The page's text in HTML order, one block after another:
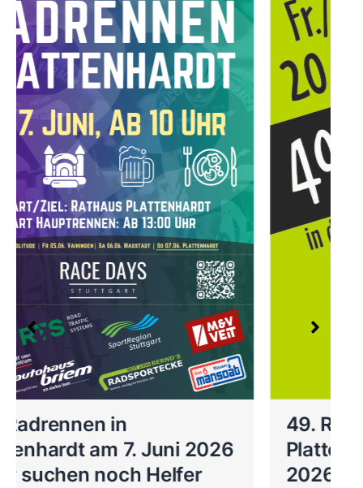
49. Rad-Basar des RV Pfeil
Plattenhardt am 20./21. März
2026